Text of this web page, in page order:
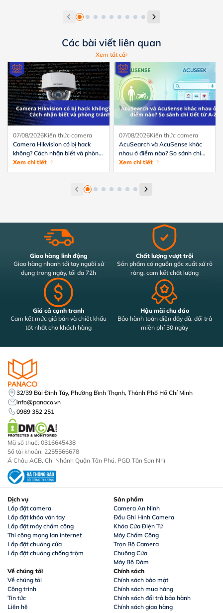
Các bài viết liên quan
Xem tất cả
07/08/2026Kiến thức camera
Camera Hikvision có bị hack
không? Cách nhận biết và phòng
tránh hiệu quả
Xem chi tiết
07/08/2026Kiến thức camera
AcuSearch và AcuSense khác
nhau ở điểm nào? So sánh chi
tiết từ A-Z
Xem chi tiết
Giao hàng linh động
Giao hàng nhanh tới tay người sử
dụng trong ngày, tối đa 72h
Chất lượng vượt trội
Sản phẩm có nguồn gốc xuất xứ rõ
ràng, cam kết chất lượng
Giá cả cạnh tranh
Cam kết mức giá bán và chiết khấu
tốt nhất cho khách hàng
Hậu mãi chu đáo
Bảo hành toàn diện đầy đủ, đổi trả
miễn phí 30 ngày
Về chúng tôi
Về chúng tôi
Công trình
Tin tức
Liên hệ
Dịch vụ
Lắp đặt camera
Lắp đặt khóa vân tay
Lắp đặt máy chấm công
Thi công mạng lan internet
Lắp đặt chuông cửa
Lắp đặt chuông chống trộm
Sản phẩm
Camera An Ninh
Đầu Ghi Hình Camera
Khóa Cửa Điện Tử
Máy Chấm Công
Trọn Bộ Camera
Chuông Cửa
Máy Bộ Đàm
Chính sách
Chính sách bảo mật
Chính sách mua hàng
Chính sách đổi trả bảo hành
Chính sách giao hàng
32/39 Bùi Đình Túy, Phường Bình Thạnh, Thành Phố Hồ Chí Minh
info@panaco.vn
0989 352 251
Mã số thuế: 0316645438
Số tài khoản: 2255566678
Á Châu ACB, Chi Nhánh Quận Tân Phú, PGD Tân Sơn Nhì